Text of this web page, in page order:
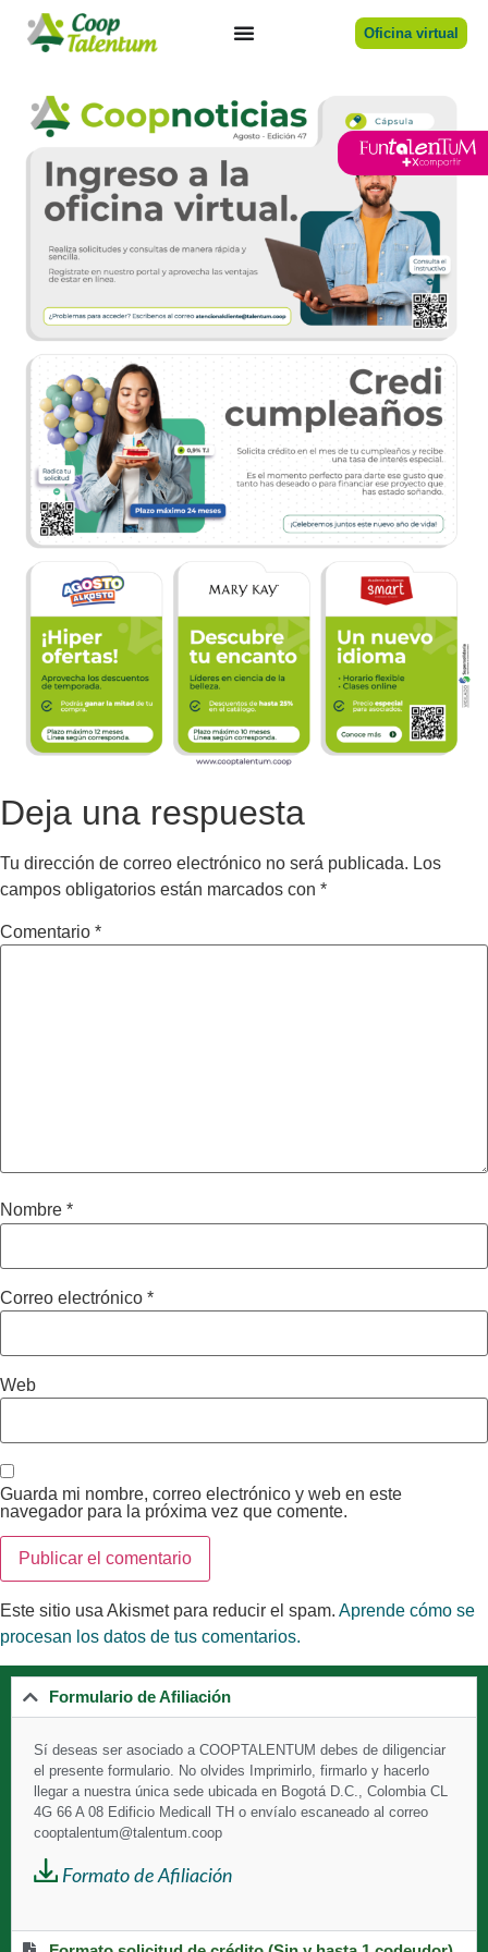
Oficina virtual
Deja una respuesta
Tu dirección de correo electrónico no será publicada. Los
campos obligatorios están marcados con *
Comentario *
Nombre *
Correo electrónico *
Web
Guarda mi nombre, correo electrónico y web en este
navegador para la próxima vez que comente.
Este sitio usa Akismet para reducir el spam. Aprende cómo se
procesan los datos de tus comentarios.
Formulario de Afiliación
Sí deseas ser asociado a COOPTALENTUM debes de diligenciar
el presente formulario. No olvides Imprimirlo, firmarlo y hacerlo
llegar a nuestra única sede ubicada en Bogotá D.C., Colombia CL
4G 66 A 08 Edificio Medicall TH o envíalo escaneado al correo
cooptalentum@talentum.coop
Formato de Afiliación